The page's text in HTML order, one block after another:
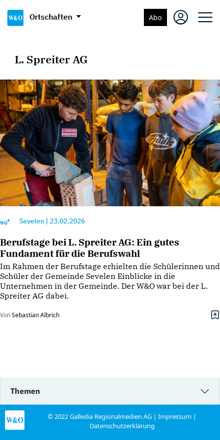
Ortschaften Abo
L. Spreiter AG
Sevelen 23.02.2026
Berufstage bei L. Spreiter AG: Ein gutes
Fundament für die Berufswahl
Im Rahmen der Berufstage erhielten die Schülerinnen und
Schüler der Gemeinde Sevelen Einblicke in die
Unternehmen in der Gemeinde. Der W&O war bei der L.
Spreiter AG dabei.
VonSebastian Albrich
Themen
© 2022 Galledia Regionalmedien AG |Impressum |
Datenschutzerklärung